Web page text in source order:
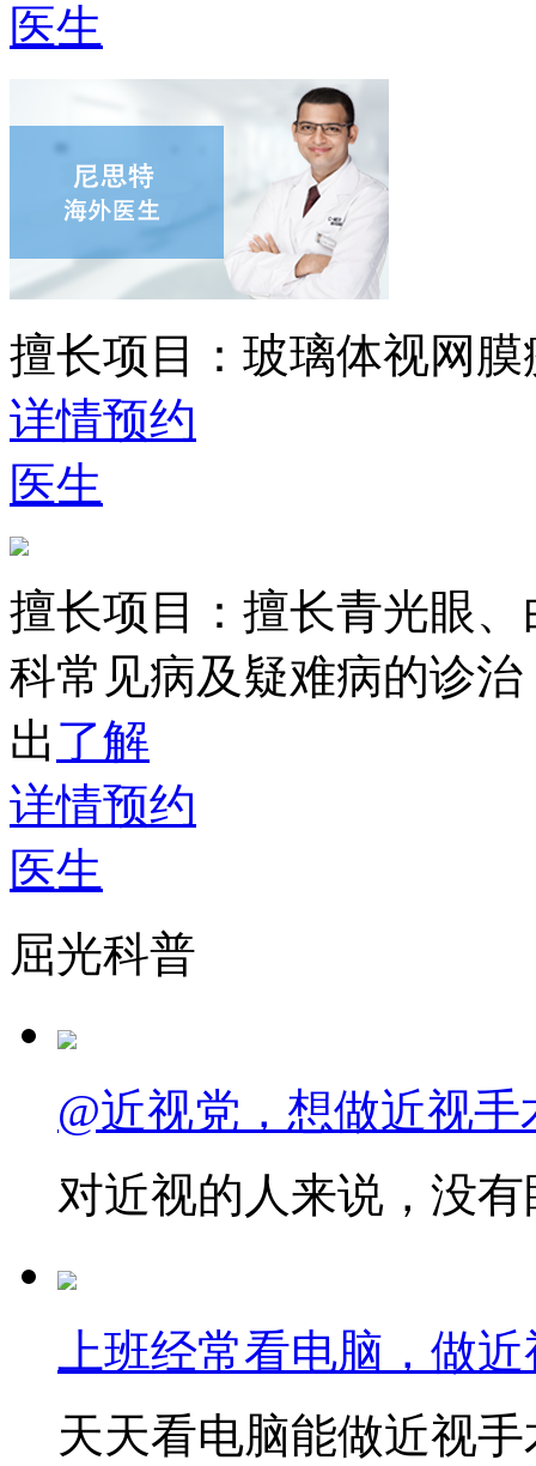
医生
擅长项目： 玻璃体视网
详情预约
医生
擅长项目： 擅长青光眼
科常见病及疑难病的诊
出 了解
详情预约
医生
屈光科普
@近视党，想做近视
对近视的人来说，没
上班经常看电脑，做
天天看电脑能做近视